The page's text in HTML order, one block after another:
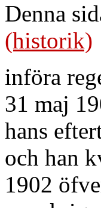
Denna
(historik)
införa
31 maj
hans
och han
1902